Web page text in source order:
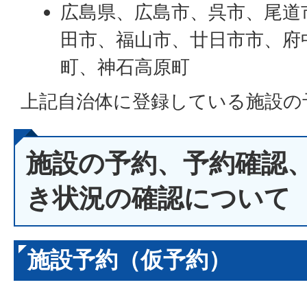
広島県、広島市、呉市、尾
田市、福山市、廿日市市、
町、神石高原町
上記自治体に登録している施設
施設の予約、予約確認
き状況の確認について
施設予約（仮予約）